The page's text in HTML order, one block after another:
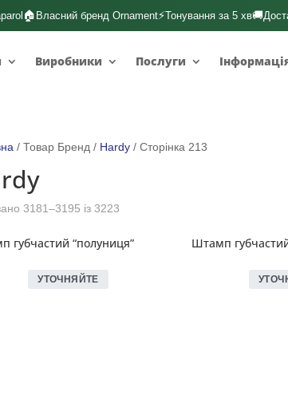
🏠 Власний бренд Ornament⚡Тонування за 5 хв🚚
Виробники Послуги
/ Товар Бренд / Hardy / Сторінка 213
3181–3195 із 3223
губчастий “полуниця”
УТОЧНЯЙТЕ
Штамп губчастий